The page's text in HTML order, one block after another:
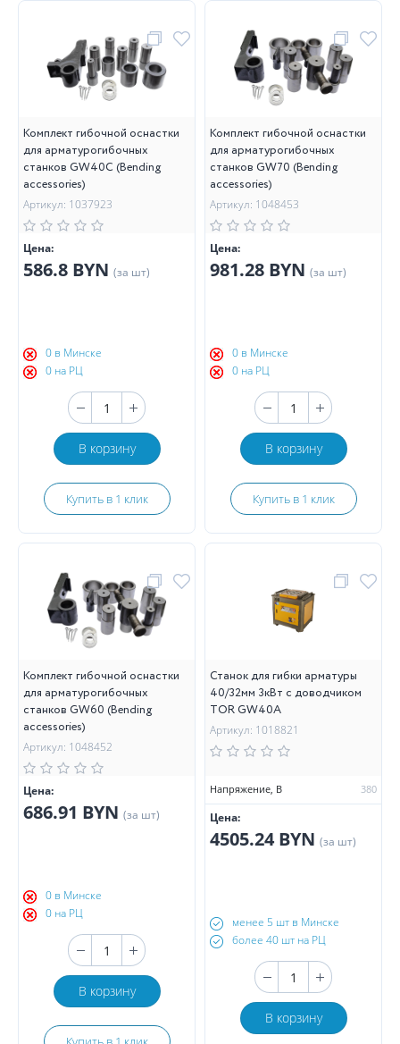
Комплект гибочной оснастки
для арматурогибочных
станков GW40С (Bending
accessories)
Артикул: 1037923
Цена:
586.8 BYN (за шт)
0 в Минске
0 на РЦ
В корзину
Купить в 1 клик
Комплект гибочной оснастки
для арматурогибочных
станков GW70 (Bending
accessories)
Артикул: 1048453
Цена:
981.28 BYN (за шт)
0 в Минске
0 на РЦ
В корзину
Купить в 1 клик
Комплект гибочной оснастки
для арматурогибочных
станков GW60 (Bending
accessories)
Артикул: 1048452
Цена:
686.91 BYN (за шт)
0 в Минске
0 на РЦ
В корзину
Станок для гибки арматуры
40/32мм 3кВт с доводчиком
TOR GW40A
Артикул: 1018821
Напряжение, В 380
Цена:
4505.24 BYN (за шт)
менее 5 шт в Минске
более 40 шт на РЦ
В корзину